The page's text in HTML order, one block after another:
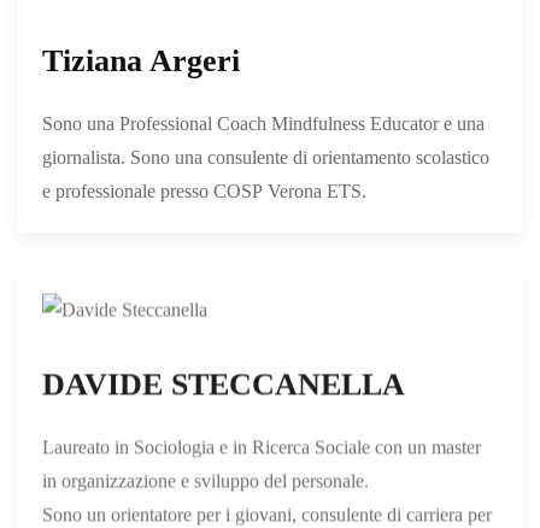
Tiziana Argeri
Sono una Professional Coach Mindfulness Educator e una
giornalista. Sono una consulente di orientamento scolastico
e professionale presso COSP Verona ETS.
DAVIDE STECCANELLA
Laureato in Sociologia e in Ricerca Sociale con un master
in organizzazione e sviluppo del personale.
Sono un orientatore per i giovani, consulente di carriera per